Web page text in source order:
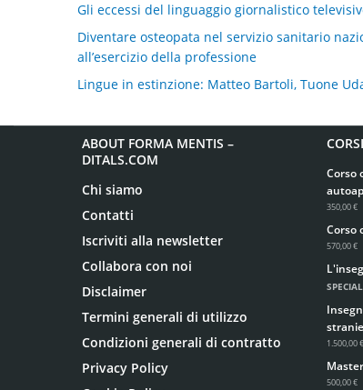
Gli eccessi del linguaggio giornalistico
Diventare osteopata nel servizio sanitario
all’esercizio della professione
Lingue in estinzione: Matteo Bartoli, Tuone
ABOUT FORMA MENTIS –
DITALS.COM
Chi siamo
Contatti
Iscriviti alla newsletter
Collabora con noi
Disclaimer
Termini generali di utilizzo
Condizioni generali di contratto
Privacy Policy
Corso
350,00 €
Corso
570,00 €
1.500,00 €
500,00 €